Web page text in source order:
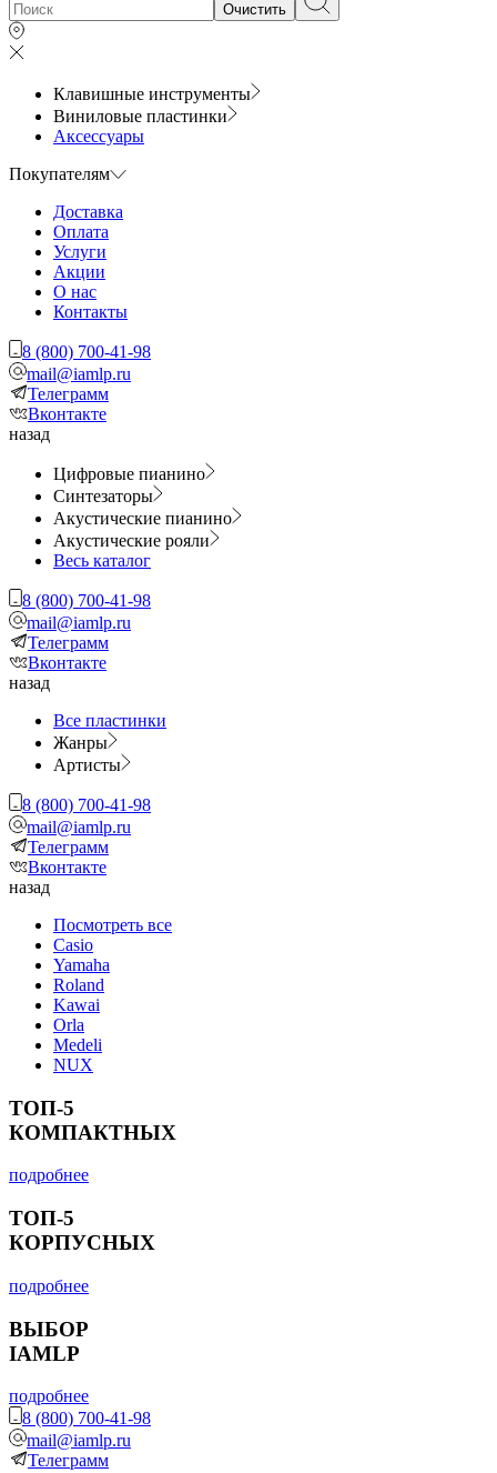
Очистить
Клавишные инструменты
Виниловые пластинки
Аксессуары
Покупателям
Доставка
Оплата
Услуги
Акции
О нас
Контакты
8 (800) 700-41-98
mail@iamlp.ru
Телеграмм
Вконтакте
назад
Цифровые пианино
Синтезаторы
Акустические пианино
Акустические рояли
Весь каталог
8 (800) 700-41-98
mail@iamlp.ru
Телеграмм
Вконтакте
назад
Все пластинки
Жанры
Артисты
8 (800) 700-41-98
mail@iamlp.ru
Телеграмм
Вконтакте
назад
Посмотреть все
Casio
Yamaha
Roland
Kawai
Orla
Medeli
NUX
ТОП-5
КОМПАКТНЫХ
подробнее
ТОП-5
КОРПУСНЫХ
подробнее
ВЫБОР
IAMLP
подробнее
8 (800) 700-41-98
mail@iamlp.ru
Телеграмм